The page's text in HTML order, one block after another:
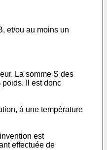
et/ou au moins un
La somme S des
Il est donc
à une température
est
effectuée de